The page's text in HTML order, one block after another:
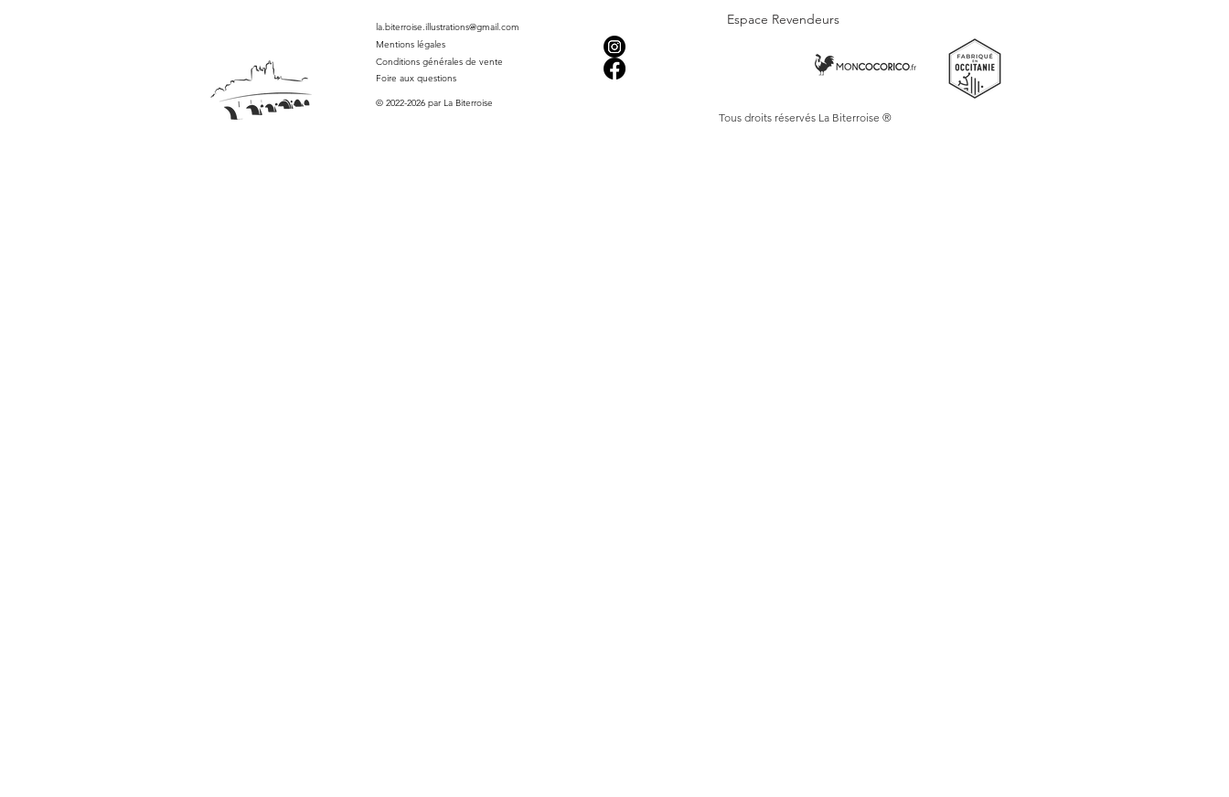
Elle est idéale pour décorer votre maison, votre bureau ou
Offrez-vous dès maintenant cette belle affiche de la place
du donjon à Tourbes et laissez-vous transporter dans
l'ambiance chaleureuse et ensoleillée du sud de la France !
la.biterroise.illustrations@gmail.com
Mentions légales
Conditions générales de vente
Foire aux questions
© 2022-2026 par La Biterroise
Espace Revendeurs
Tous droits réservés La Biterroise ®